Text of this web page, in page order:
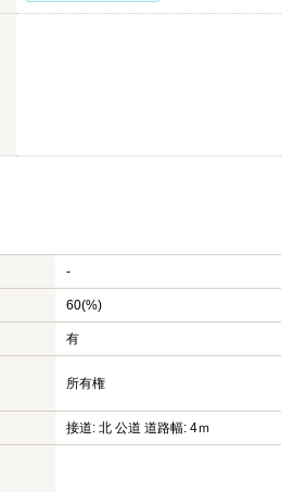
-
60(%)
有
所有権
接道: 北 公道 道路幅: 4ｍ